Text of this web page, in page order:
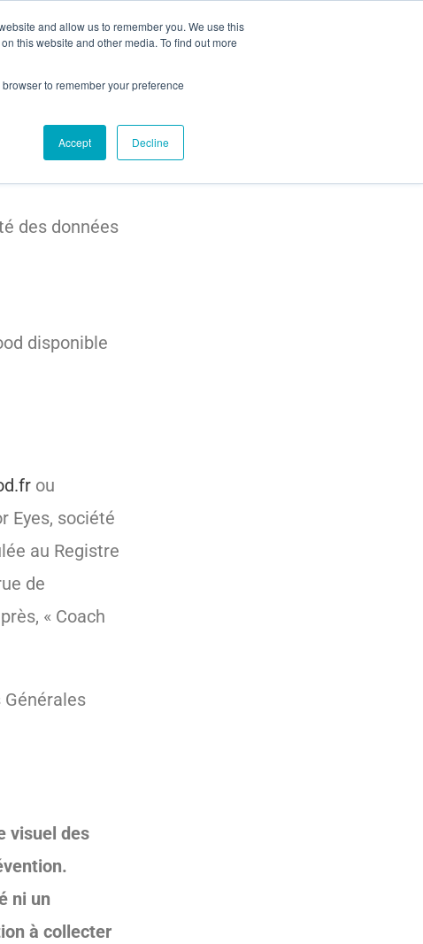
and allow us to remember you. We use this
this website and other media. To find out more
to remember your preference
Accept Decline
Contact
des données
disponible
ou
Eyes, société
au Registre
de
« Coach
visuel des
ni un
à collecter